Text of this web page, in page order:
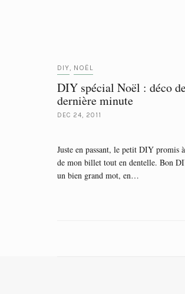
DIY, NOËL
DIY spécial Noël : déco
dernière minute
DEC 24, 2011
Juste en passant, le petit DIY promis
de mon billet tout en dentelle. Bon
un bien grand mot, en…